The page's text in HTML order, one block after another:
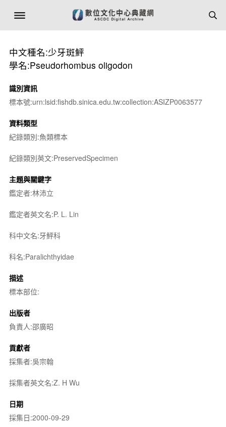
中文種名:少牙斑鮃
學名:Pseudorhombus oligodon
識別資訊
標本號:urn:lsid:fishdb.sinica.edu.tw:collection:ASIZP0063577
資料類型
紀錄類別:魚類標本
紀錄類別英文:PreservedSpecimen
主題與關鍵字
鑑定者:林沛立
鑑定者英文名:P. L. Lin
科中文名:牙鮃科
科名:Paralichthyidae
描述
標本部位:
出版者
負責人:邵廣昭
貢獻者
採集者:吳宗翰
採集者英文名:Z. H Wu
日期
採集日:2000-09-29